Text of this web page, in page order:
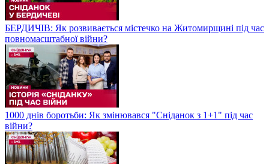
БЕРДИЧІВ: Як розвивається містечко на Житомирщині під час
повномасштабної війни?
1000 днів боротьби: Як змінювався "Сніданок з 1+1" під час
війни?